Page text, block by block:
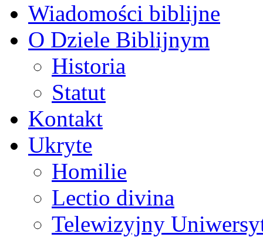
Wiadomości biblijne
O Dziele Biblijnym
Historia
Statut
Kontakt
Ukryte
Homilie
Lectio divina
Telewizyjny